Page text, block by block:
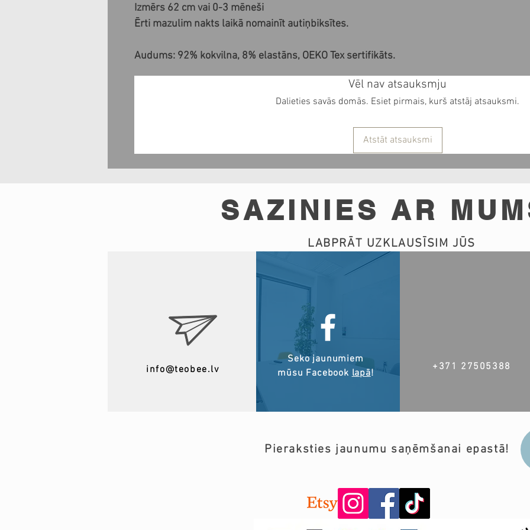
Izmērs 62 cm vai 0-3 mēneši
Ērti mazulim nakts laikā nomainīt autiņbiksītes.
Audums: 92% kokvilna, 8% elastāns, OEKO Tex sertifikāts.
Vēl nav atsauksmju
Dalieties savās domās. Esiet pirmais, kurš atstāj atsauksmi.
Atstāt atsauksmi
SAZINIES AR
LABPRĀT UZKLAUSĪSIM JŪS
Pieraksties jaunumu saņēmšanai epastā!
info@teobee.lv
Seko jaunumiem
mūsu Facebooklapā!
+371 27505388